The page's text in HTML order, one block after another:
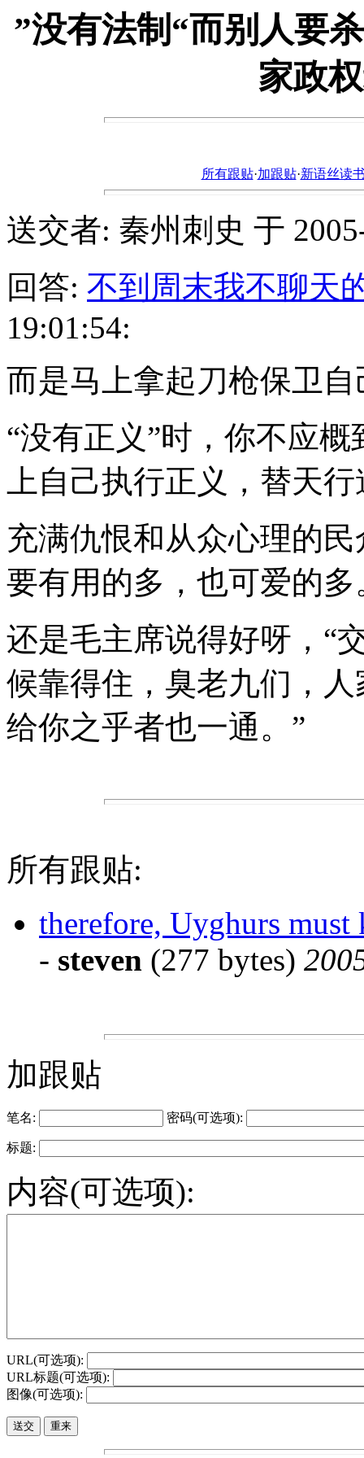
”没有法制“而别人要
家政
所有跟贴·加跟贴·新语丝读
送交者: 秦州刺史 于
回答: 不到周末我不聊天
19:01:54:
而是马上拿起刀枪保卫自
“没有正义”时，你不应
上自己执行正义，替天
充满仇恨和从众心理的
要有用的多，也可爱的多
还是毛主席说得好呀，“
候靠得住，臭老九们，
给你之乎者也一通。”
所有跟贴:
therefore, Uyghurs must
- steven (277 bytes)
加跟贴
笔名: 密码(可选项):
标题:
内容(可选项):
URL(可选项):
URL标题(可选项):
图像(可选项):